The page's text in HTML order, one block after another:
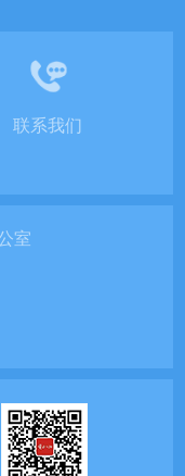
联系我们
室